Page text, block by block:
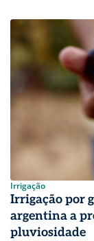
Irrigação
Irrigação por
argentina a
pluviosidade